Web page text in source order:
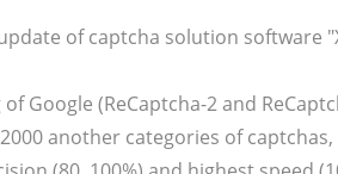
of captcha solution software
Google (ReCaptcha-2 and
another categories of captchas,